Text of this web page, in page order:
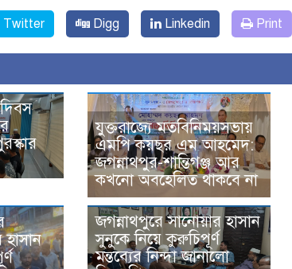
Twitter Digg Linkedin Print
যুক্তরাজ্যে মতবিনিময়সভায়
এমপি কয়ছর এম আহমেদ:
জগন্নাথপুর-শান্তিগঞ্জ আর
কখনো অবহেলিত থাকবে না
হাসান
জগন্নাথপুরে সানোয়ার হাসান
সুনুকে নিয়ে কুরুচিপূর্ণ
মন্তব্যের নিন্দা জানালো